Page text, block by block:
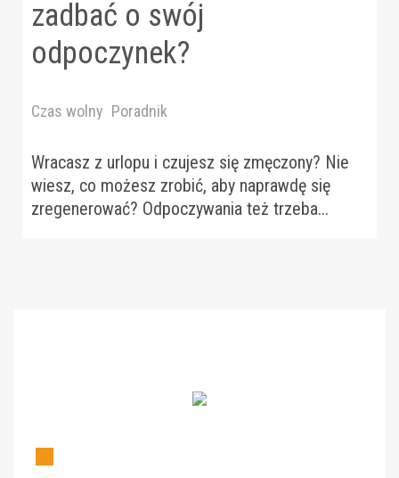
zadbać o swój
odpoczynek?
Czas wolny Poradnik
Wracasz z urlopu i czujesz się zmęczony? Nie
wiesz, co możesz zrobić, aby naprawdę się
zregenerować? Odpoczywania też trzeba...